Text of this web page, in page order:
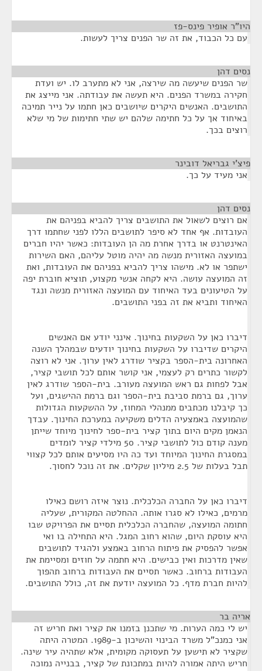
היו"ר אופיר פינס-פז
עם כל הכבוד, את זה שר הפנים צריך לעשות.
נסים דהן
שר הפנים שיעשה מה שירצה, אני לא מתערב לו. יש ועדת
חקירה במשרד הפנים. היא תעשה את עבודתה. אני מייצג את
התושבים. האנשים היקרים שיושבים כאן חתמו על נייר תמיכה
באיחוד אך על כל חתימה שלהם יש שתי חתימות של מי שלא
רוצים בכך.
פיצ'י גבריאל דובינר
אני מעיד על כך.
נסים דהן
אם רוצים לשאול את התושבים צריך להביא בפניהם את
העובדות. אף אחד לא סיפר לתושבים הללו לפני שחתמו דרך
האינטרנט או בדרך אחרת מה הן העובדות: כאשר יהיו חברים
במועצה האזורית מנשה מה יהיה מוטל עליהם, האם השירות
ישתפר או לא. מישהו צריך להביא בפניהם את העובדות, ואת
זה המועצה עושה. היא לקחה אנשי מקצוע, תוציא חוברת יפה
על הטיעונים בעד האיחוד עם המועצה האזורית מנשה ונגד
האיחוד ותביא את זה בפני התושבים.
דיברו כאן על השקעות בחינוך. אינני יודע אם האנשים
היקרים שדיברו על השקעות בחינוך יודעים שבמהלך השנה
האחרונה בית-הספר בקציר שודרג לאין ערוך. אני לא רוצה
לקשור כתרים רק לעצמי, אני קושר אותם לכל תושבי קציר,
אבל לפחות גם ראש המועצה מעורב. בית-הספר שודרג לאין
ערוך, גם ברמת סביבת בית-הספר וגם ברמת ההישגים, ועל
כך קיבלנו מכתבים ממנהלי המחוז, על ההשקעות הגדולות
שהמועצה באמצעיה הדלים משקיעה במערכת החינוך. עבדך
הנאמן מקים היום בתוך קציר בית-ספר לחינוך מיוחד שייתן
מענה קודם כול לתושבי קציר. 50 מילדי קציר לומדים
במסגרת החינוך המיוחד ועד כה היו מסיעים אותם לכל קצווי
תבל בעלות של 2.5 מיליון שקלים. את זה נוכל לחסוך.
דיברו כאן על החברה הכלכלית. נוצר איזה רושם כאילו
מרמים, כאילו לא סגרו אותה. ההחלטה המקורית, שעליה
חתומה המועצה, שהחברה הכלכלית תסיים את הפרויקט שבו
היא עוסקת היום, שהוא רחוב המגל. היא התחילה בו ואי
אפשר להפסיק את פיתוח הרחוב באמצע ולהגיד לתושבים
שאין מדרכות ואין כבישים. היא חתמה על חוזים ומסיימת את
העבודות ברחוב. כאשר תסיים את העבודות ברחוב תהפוך
להיות חברת מדף. כל המועצה יודעת את זה, כולל התושבים.
אריה בר
יש לי כמה הערות. מי שתכנן בזמנו את קציר ואת חריש זה
אני כמנכ"ל משרד הבינוי והשיכון ב-1989. המטרה היתה
שקציר לא תישען על תעסוקה מקומית, אלא שתהיה עיר שינה.
חריש היתה אמורה להיות במתכונת של קציר, בבנייה נמוכה